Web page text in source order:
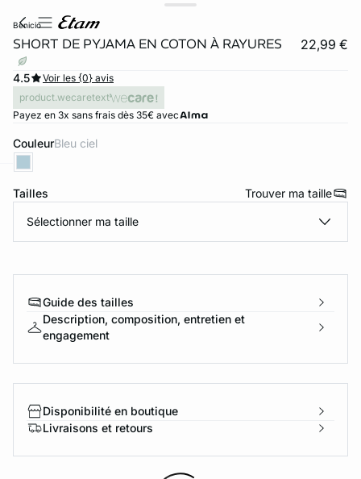
benicio
SHORT DE PYJAMA EN COTON À RAYURES 22,99 €
4.5
Voir les {0} avis
product.wecaretext
Payez en 3x sans frais dès 35€ avec
Couleur bleu ciel
Tailles Trouver ma taille
Sélectionner ma taille
Guide des tailles
Description, composition, entretien et
engagement
Disponibilité en boutique
Livraisons et retours